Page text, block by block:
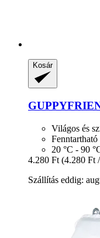
Kosár
Világos és
Fenntartható
20 °C - 90
4.280 Ft (4.280 Ft
Szállítás eddig: